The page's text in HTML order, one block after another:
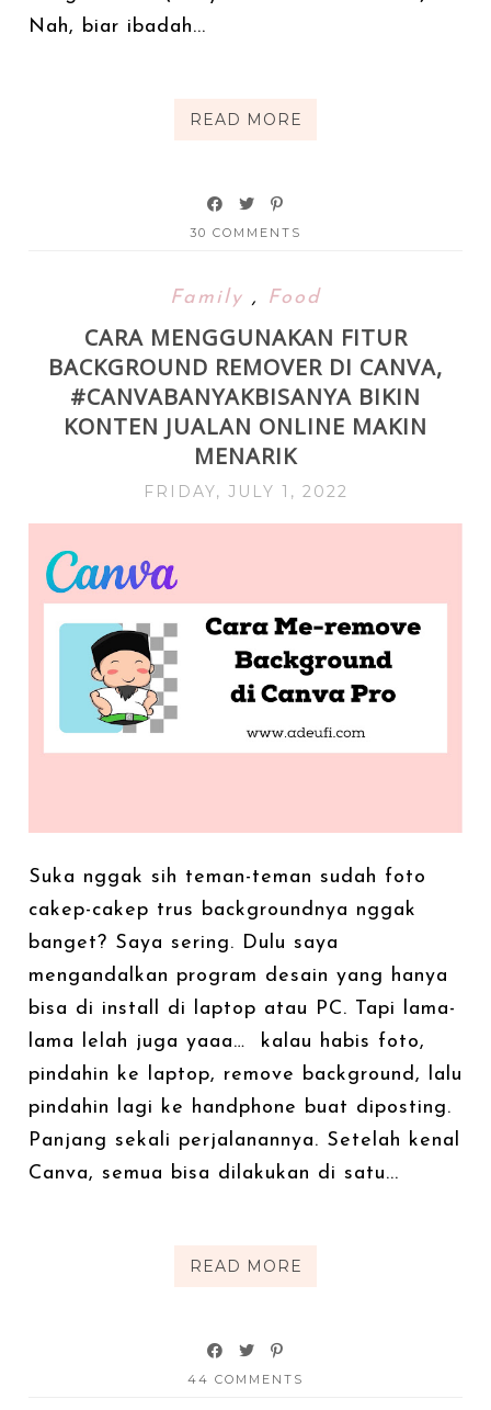
Nah, biar ibadah...
READ MORE
30 COMMENTS
Family , Food
CARA MENGGUNAKAN FITUR
BACKGROUND REMOVER DI CANVA,
#CANVABANYAKBISANYA BIKIN
KONTEN JUALAN ONLINE MAKIN
MENARIK
FRIDAY, JULY 1, 2022
Suka nggak sih teman-teman sudah foto
cakep-cakep trus backgroundnya nggak
banget? Saya sering. Dulu saya
mengandalkan program desain yang hanya
bisa di install di laptop atau PC. Tapi lama-
lama lelah juga yaaa… kalau habis foto,
pindahin ke laptop, remove background, lalu
pindahin lagi ke handphone buat diposting.
Panjang sekali perjalanannya. Setelah kenal
Canva, semua bisa dilakukan di satu...
READ MORE
44 COMMENTS